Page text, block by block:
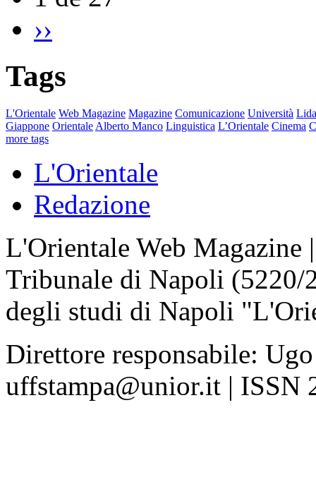
››
Tags
L'Orientale Web Magazine Magazine Comunicazione Università
Giappone Orientale Alberto Manco Linguistica L’Orientale Cinema
more tags
L'Orientale
Redazione
L'Orientale Web Magazine
Tribunale di Napoli
degli studi di Napoli
Direttore responsabile:
uffstampa@unior.it | ISSN